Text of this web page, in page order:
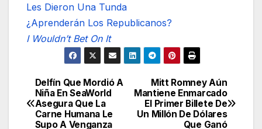
Les Dieron Una Tunda
¿Aprenderán Los Republicanos?
I Wouldn’t Bet On It
Navegación
de
Mitt Romney Aún
Mantiene Enmarcado
El Primer Billete De
Un Millón De Dólares
Que Ganó
Delfín Que Mordió A
Niña En SeaWorld
Asegura Que La
Carne Humana Le
Supo A Venganza